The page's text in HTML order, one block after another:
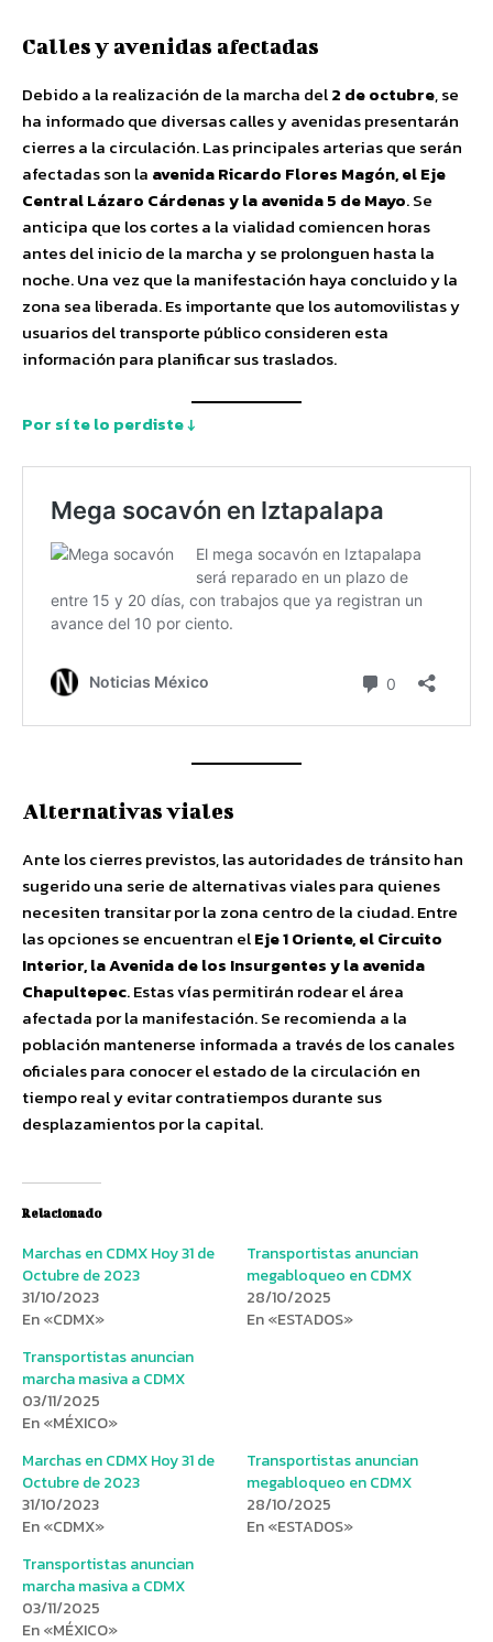
Calles y avenidas afectadas
Debido a la realización de la marcha del2 de octubre, se
ha informado que diversas calles y avenidas presentarán
cierres a la circulación. Las principales arterias que serán
afectadas son la avenida Ricardo Flores Magón, el Eje
Central Lázaro Cárdenas y la avenida 5 de Mayo. Se
anticipa que los cortes a la vialidad comiencen horas
antes del inicio de la marcha y se prolonguen hasta la
noche. Una vez que la manifestación haya concluido y la
zona sea liberada. Es importante que los automovilistas y
usuarios del transporte público consideren esta
información para planificar sus traslados.
Por sí te lo perdiste ↓
Alternativas viales
Ante los cierres previstos, las autoridades de tránsito han
sugerido una serie de alternativas viales para quienes
necesiten transitar por la zona centro de la ciudad. Entre
las opciones se encuentran elEje 1 Oriente, el Circuito
Interior, la Avenida de los Insurgentes y la avenida
Chapultepec. Estas vías permitirán rodear el área
afectada por la manifestación. Se recomienda a la
población mantenerse informada a través de los canales
oficiales para conocer el estado de la circulación en
tiempo real y evitar contratiempos durante sus
desplazamientos por la capital.
Relacionado
Marchas en CDMX Hoy 31 de
Octubre de 2023
31/10/2023
En «CDMX»
Transportistas anuncian
megabloqueo en CDMX
28/10/2025
En «ESTADOS»
Transportistas anuncian
marcha masiva a CDMX
03/11/2025
En «MÉXICO»
Marchas en CDMX Hoy 31 de
Octubre de 2023
31/10/2023
En «CDMX»
Transportistas anuncian
megabloqueo en CDMX
28/10/2025
En «ESTADOS»
Transportistas anuncian
marcha masiva a CDMX
03/11/2025
En «MÉXICO»